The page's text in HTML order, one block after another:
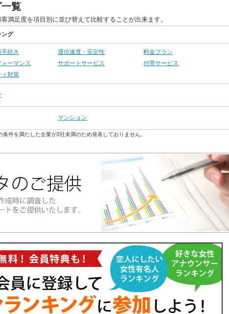
覧
満足度を項目別に並び替えて比較することが出来ます。
ング
続き 通信速度・安定性
料金プラン
ーマンス
サポートサービス
付帯サービス
ィ対策
マンション
件を満たした企業が2社未満のため発表しておりません。